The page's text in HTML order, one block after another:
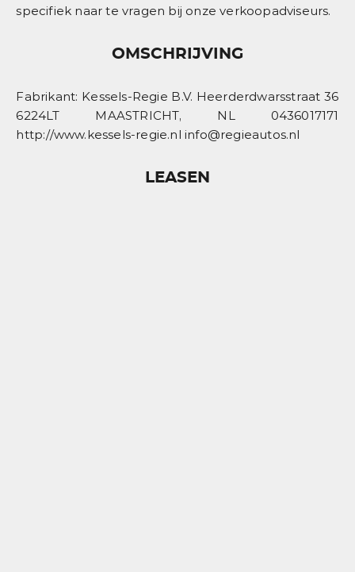
specifiek naar te vragen bij onze verkoopadviseurs.
OMSCHRIJVING
Fabrikant: Kessels-Regie B.V. Heerderdwarsstraat 36
6224LT MAASTRICHT, NL 0436017171
http://www.kessels-regie.nl info@regieautos.nl
LEASEN